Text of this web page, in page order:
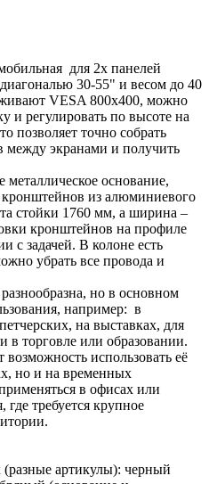
для 2х панелей
30-55" и весом до 40
VESA 800x400, можно
и регулировать по высоте на
позволяет точно собрать
между экранами и получить
основание,
из алюминиевого
стойки 1760 мм, а ширина –
кронштейнов на профиле
с задачей. В колоне есть
убрать все провода и
но в основном
например: в
на выставках, для
в торговле или образовании.
использовать её
но и на временных
в офисах или
где требуется крупное
(разные артикулы): черный